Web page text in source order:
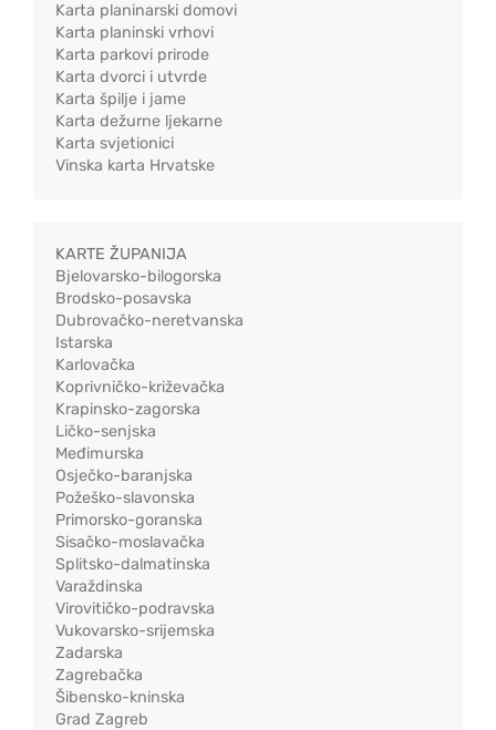
Karta planinarski domovi
Karta planinski vrhovi
Karta parkovi prirode
Karta dvorci i utvrde
Karta špilje i jame
Karta dežurne ljekarne
Karta svjetionici
Vinska karta Hrvatske
KARTE ŽUPANIJA
Bjelovarsko-bilogorska
Brodsko-posavska
Dubrovačko-neretvanska
Istarska
Karlovačka
Koprivničko-križevačka
Krapinsko-zagorska
Ličko-senjska
Međimurska
Osječko-baranjska
Požeško-slavonska
Primorsko-goranska
Sisačko-moslavačka
Splitsko-dalmatinska
Varaždinska
Virovitičko-podravska
Vukovarsko-srijemska
Zadarska
Zagrebačka
Šibensko-kninska
Grad Zagreb